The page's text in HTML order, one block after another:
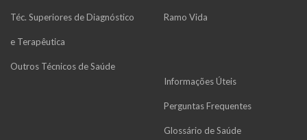
Téc. Superiores de Diagnóstico
e Terapêutica
Outros Técnicos de Saúde
Ramo Vida
Informações Úteis
Perguntas Frequentes
Glossário de Saúde